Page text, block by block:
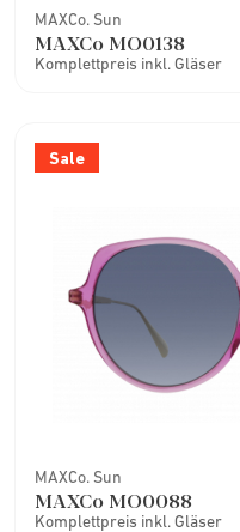
MAXCo. Sun
MAXCo MO0138
Komplettpreis inkl. Gläser
Sale
MAXCo. Sun
MAXCo MO0088
Komplettpreis inkl. Gläser